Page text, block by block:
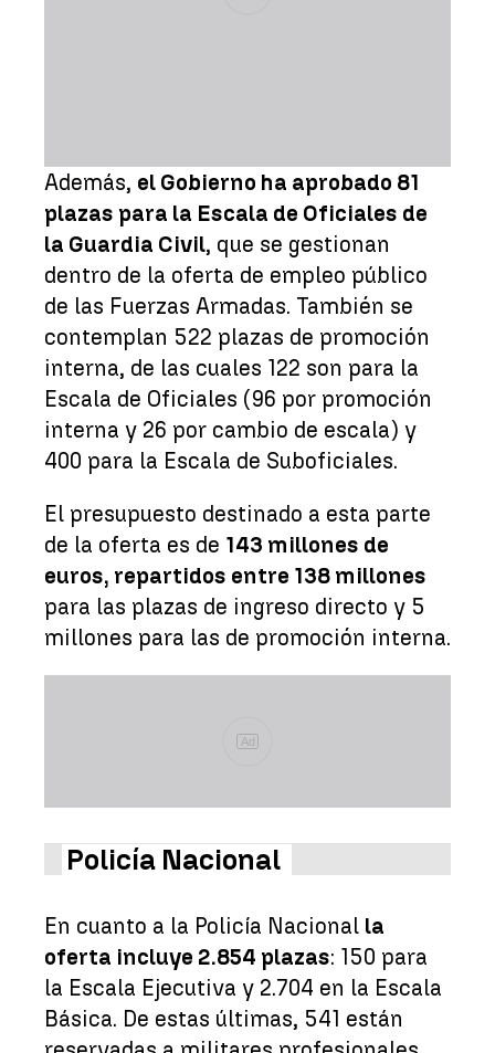
Además, el Gobierno ha aprobado 81
plazas para la Escala de Oficiales de
la Guardia Civil, que se gestionan
dentro de la oferta de empleo público
de las Fuerzas Armadas. También se
contemplan 522 plazas de promoción
interna, de las cuales 122 son para la
Escala de Oficiales (96 por promoción
interna y 26 por cambio de escala) y
400 para la Escala de Suboficiales.
El presupuesto destinado a esta parte
de la oferta es de 143 millones de
euros, repartidos entre 138 millones
para las plazas de ingreso directo y 5
millones para las de promoción interna.
Ad
Policía Nacional
En cuanto a la Policía Nacional la
oferta incluye 2.854 plazas: 150 para
la Escala Ejecutiva y 2.704 en la Escala
Básica. De estas últimas, 541 están